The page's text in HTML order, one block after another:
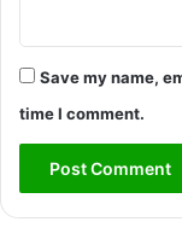
Save my name,
time I comment.